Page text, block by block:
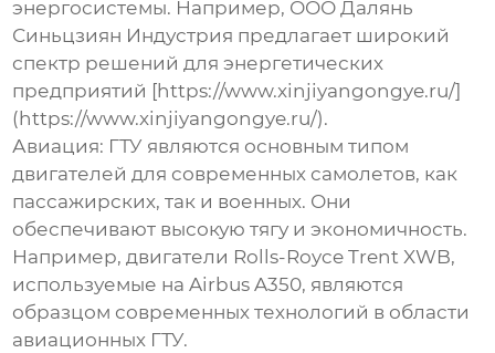
энергосистемы. Например, ООО Далянь
Синьцзиян Индустрия предлагает широкий
спектр решений для энергетических
предприятий [https://www.xinjiyangongye.ru/]
(https://www.xinjiyangongye.ru/).
Авиация: ГТУ являются основным типом
двигателей для современных самолетов, как
пассажирских, так и военных. Они
обеспечивают высокую тягу и экономичность.
Например, двигатели Rolls-Royce Trent XWB,
используемые на Airbus A350, являются
образцом современных технологий в области
авиационных ГТУ.